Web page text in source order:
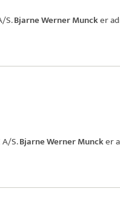
S.Bjarne Werner Muncker
A/S.Bjarne Werner Muncker